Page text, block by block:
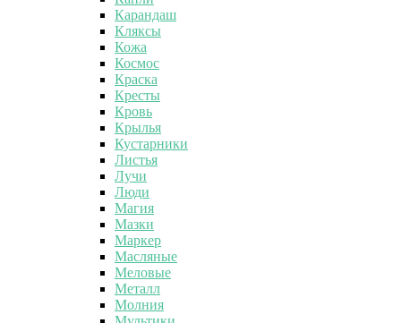
Карандаш
Кляксы
Кожа
Космос
Краска
Кресты
Кровь
Крылья
Кустарники
Листья
Лучи
Люди
Магия
Мазки
Маркер
Масляные
Меловые
Металл
Молния